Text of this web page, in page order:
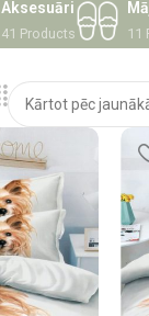
Aksesuāri
41 Products 11